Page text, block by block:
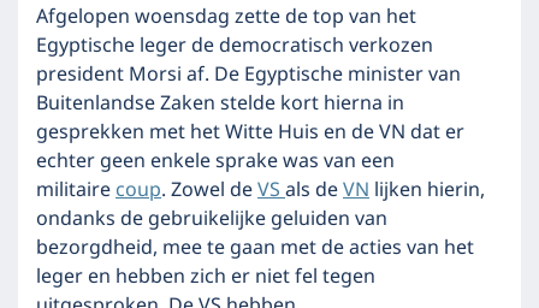
Afgelopen woensdag zette de top van het
Egyptische leger de democratisch verkozen
president Morsi af. De Egyptische minister van
Buitenlandse Zaken stelde kort hierna in
gesprekken met het Witte Huis en de VN dat er
echter geen enkele sprake was van een
militairecoup. Zowel deVSals deVNlijken hierin,
ondanks de gebruikelijke geluiden van
bezorgdheid, mee te gaan met de acties van het
leger en hebben zich er niet fel tegen